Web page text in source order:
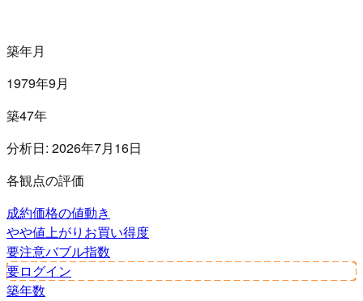
築年月
1979年9月
築47年
分析日: 2026年7月16日
各観点の評価
成約価格の値動き
やや値上がり お買い得度
要注意バブル指数
要ログイン
築年数